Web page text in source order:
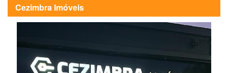
Cezimbra Imóveis